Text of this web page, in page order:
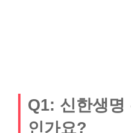
Q1: 신한생명
인가요?